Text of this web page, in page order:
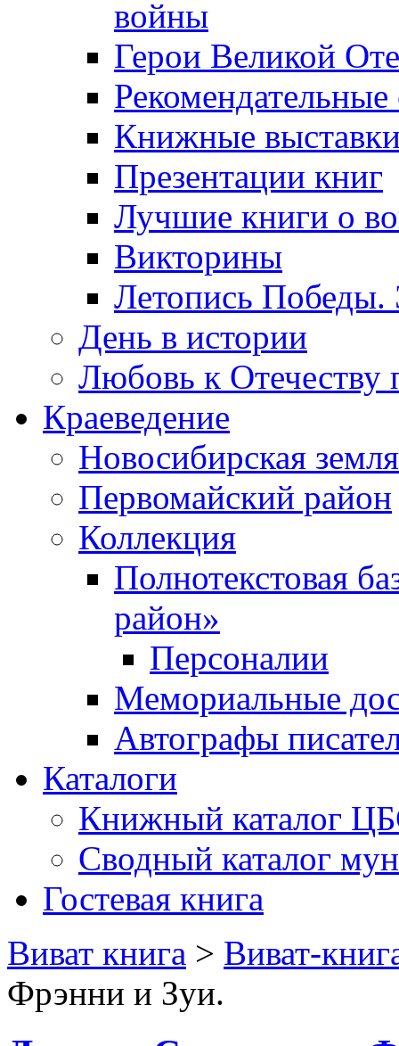
войны
Герои Великой
Рекомендательные
Книжные
Презентации книг
Лучшие книги о
Викторины
Летопись Победы.
День в истории
Любовь к Отечеству
Краеведение
Новосибирская земля
Первомайский район
Коллекция
Полнотекстовая
район»
Персоналии
Мемориальные
Автографы
Каталоги
Книжный каталог
Сводный каталог
Гостевая книга
Виват книга > Виват-
Фрэнни и Зуи.